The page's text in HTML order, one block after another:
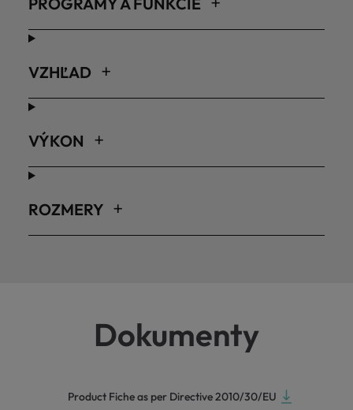
VZHĽAD
VÝKON
ROZMERY
Dokumenty
Product Fiche as per Directive 2010/30/EU